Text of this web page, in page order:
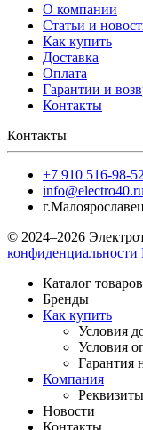
О компании
Статьи и
Как купить
Доставка
Оплата
Гарантии и
Контакты
Контакты
+7 910 516-98-52
info@electro40.ru
г.Малоярославец
© 2024–2026
конфиденциальности
Каталог товаров
Бренды
Как купить
Условия
Условия
Гарантия
Компания
Реквизиты
Новости
Контакты